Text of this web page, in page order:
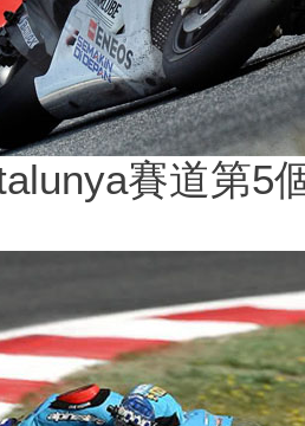
賽道第5